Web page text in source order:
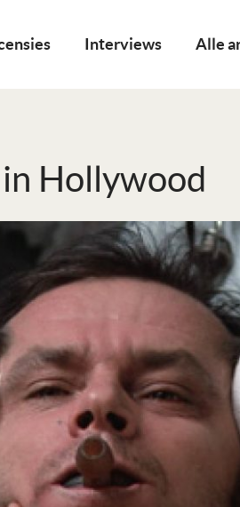
Interviews Alle
Hollywood